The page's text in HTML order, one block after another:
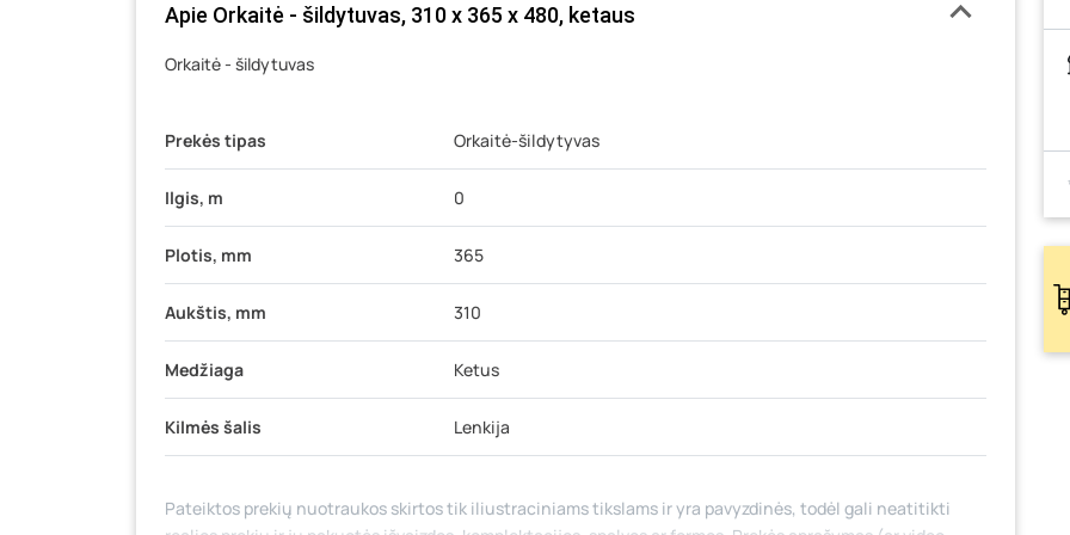
Apie Orkaitė - šildytuvas, 310 x 365 x 480, ketaus
Orkaitė - šildytuvas
Prekės tipas Orkaitė-šildytyvas
Ilgis, m 0
Plotis, mm 365
Aukštis, mm 310
Medžiaga Ketus
Kilmės šalis Lenkija
Pateiktos prekių nuotraukos skirtos tik iliustraciniams tikslams ir yra pavyzdinės, todėl gali neatitikti